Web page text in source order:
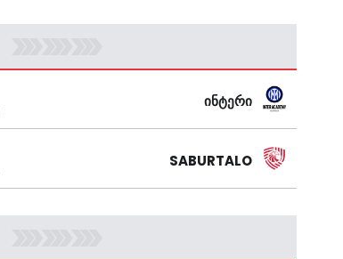
ᲘᲜᲢᲔᲠᲘ
SABURTALO